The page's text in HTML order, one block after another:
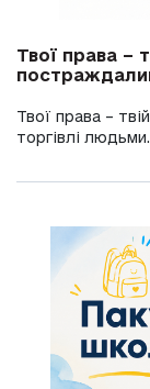
Твої права –
Твої права –
торгівлі людьми.